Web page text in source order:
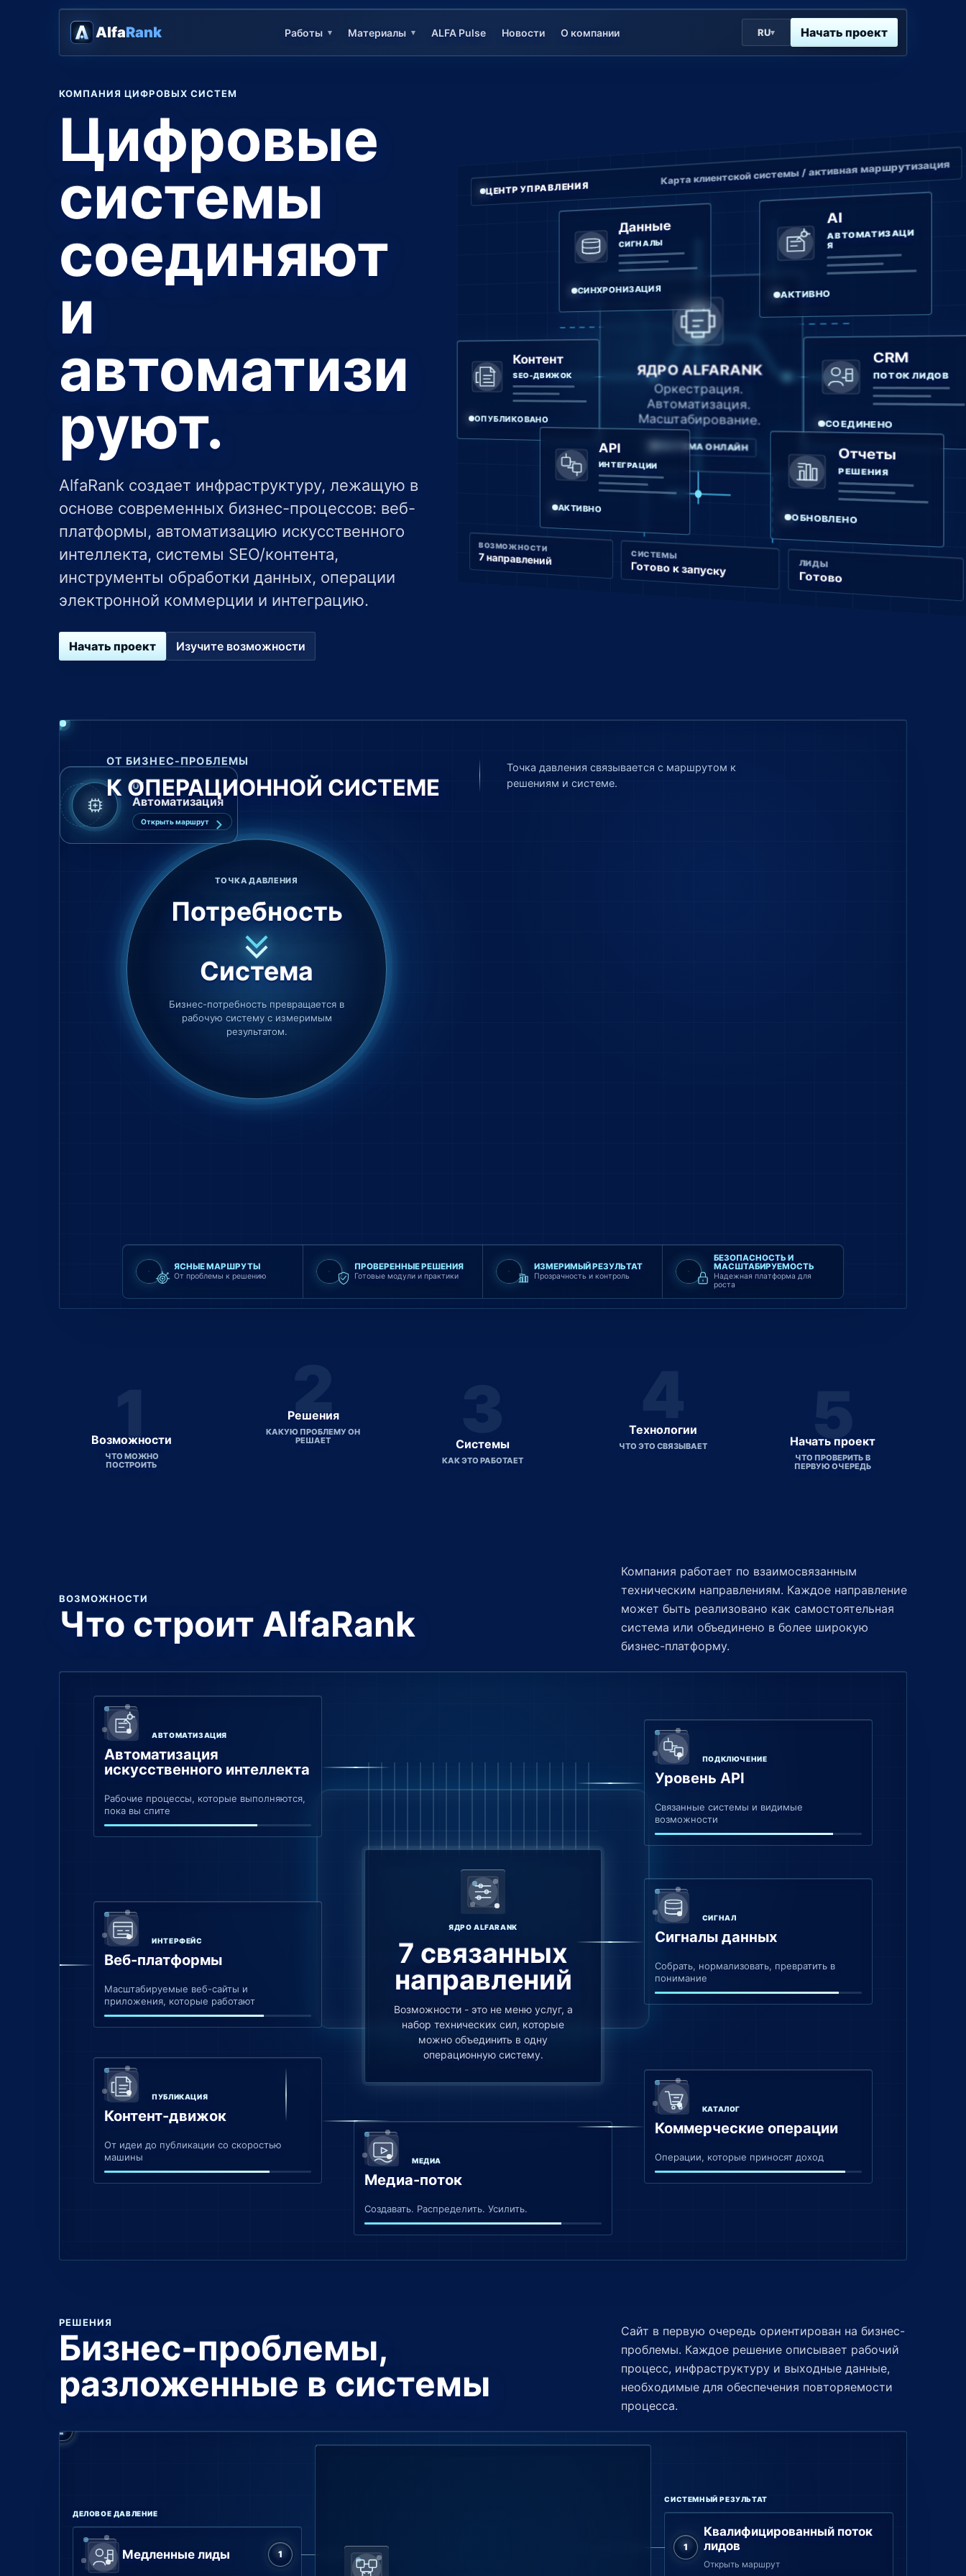
AlfaRank Работы ▾ Материалы ▾ ALFA Pulse Новости О компании RU▾ Начать проект
КОМПАНИЯ ЦИФРОВЫХ СИСТЕМ
Цифровые
системы
соединяют
и
автоматизи
руют.
AlfaRank создает инфраструктуру, лежащую в
основе современных бизнес-процессов: веб-
платформы, автоматизацию искусственного
интеллекта, системы SEO/контента,
инструменты обработки данных, операции
электронной коммерции и интеграцию.
Начать проект Изучите возможности
ЦЕНТР УПРАВЛЕНИЯ
Карта клиентской системы / активная маршрутизация
ЯДРО ALFARANK
Оркестрация.
Автоматизация.
Масштабирование.
СИСТЕМА ОНЛАЙН
Данные
СИГНАЛЫ
СИНХРОНИЗАЦИЯ
AI
АВТОМАТИЗАЦИ
Я
АКТИВНО
Контент
SEO-ДВИЖОК
ОПУБЛИКОВАНО
CRM
ПОТОК ЛИДОВ
СОЕДИНЕНО
API
ИНТЕГРАЦИИ
АКТИВНО
Отчеты
РЕШЕНИЯ
ОБНОВЛЕНО
ВОЗМОЖНОСТИ
7 направлений СИСТЕМЫ
Готово к запуску ЛИДЫ
Готово
ОТ БИЗНЕС-ПРОБЛЕМЫ
К ОПЕРАЦИОННОЙ СИСТЕМЕ
Точка давления связывается с маршрутом к
решениям и системе.
ТОЧКА ДАВЛЕНИЯ
Потребность
Система
Бизнес-потребность превращается в
рабочую систему с измеримым
результатом.
01
Автоматизация
Открыть маршрут
05
e-commerce
06
Интеграции
ЯСНЫЕ МАРШРУТЫ
От проблемы к решению
ПРОВЕРЕННЫЕ РЕШЕНИЯ
Готовые модули и практики
ИЗМЕРИМЫЙ РЕЗУЛЬТАТ
Прозрачность и контроль
БЕЗОПАСНОСТЬ И
МАСШТАБИРУЕМОСТЬ
Надежная платформа для
роста
Возможности
ЧТО МОЖНО
ПОСТРОИТЬ
2
Решения
КАКУЮ ПРОБЛЕМУ ОН
РЕШАЕТ
Системы
КАК ЭТО РАБОТАЕТ
Технологии
ЧТО ЭТО СВЯЗЫВАЕТ Начать проект
ЧТО ПРОВЕРИТЬ В
ПЕРВУЮ ОЧЕРЕДЬ
ВОЗМОЖНОСТИ
Что строит AlfaRank
Компания работает по взаимосвязанным
техническим направлениям. Каждое направление
может быть реализовано как самостоятельная
система или объединено в более широкую
бизнес-платформу.
ЯДРО ALFARANK
7 связанных
направлений
Возможности - это не меню услуг, а
набор технических сил, которые
можно объединить в одну
операционную систему.
АВТОМАТИЗАЦИЯ
Автоматизация
искусственного интеллекта
Рабочие процессы, которые выполняются,
пока вы спите
ИНТЕРФЕЙС
Веб-платформы
Масштабируемые веб-сайты и
приложения, которые работают
ПУБЛИКАЦИЯ
Контент-движок
От идеи до публикации со скоростью
машины
МЕДИА
Медиа-поток
Создавать. Распределить. Усилить.
ПОДКЛЮЧЕНИЕ
Уровень API
Связанные системы и видимые
возможности
СИГНАЛ
Сигналы данных
Собрать, нормализовать, превратить в
понимание
КАТАЛОГ
Коммерческие операции
Операции, которые приносят доход
РЕШЕНИЯ
Бизнес-проблемы,
разложенные в системы
Сайт в первую очередь ориентирован на бизнес-
проблемы. Каждое решение описывает рабочий
процесс, инфраструктуру и выходные данные,
необходимые для обеспечения повторяемости
процесса.
ДЕЛОВОЕ ДАВЛЕНИЕ
Медленные лиды
СИСТЕМНЫЙ РЕЗУЛЬТАТ
Квалифицированный поток
лидов
Открыть маршрут